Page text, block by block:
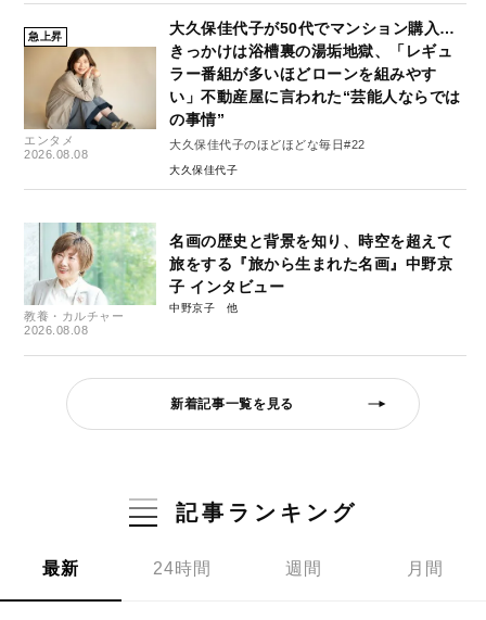
急上昇
エンタメ
2026.08.08
大久保佳代子が50代でマンション購入…
きっかけは浴槽裏の湯垢地獄、「レギュ
ラー番組が多いほどローンを組みやす
い」不動産屋に言われた“芸能人ならでは
の事情”
大久保佳代子のほどほどな毎日#22
大久保佳代子
教養・カルチャー
2026.08.08
名画の歴史と背景を知り、時空を超えて
旅をする『旅から生まれた名画』中野京
子 インタビュー
中野京子
新着記事一覧を見る
記事ランキング
最新 24時間 週間 月間